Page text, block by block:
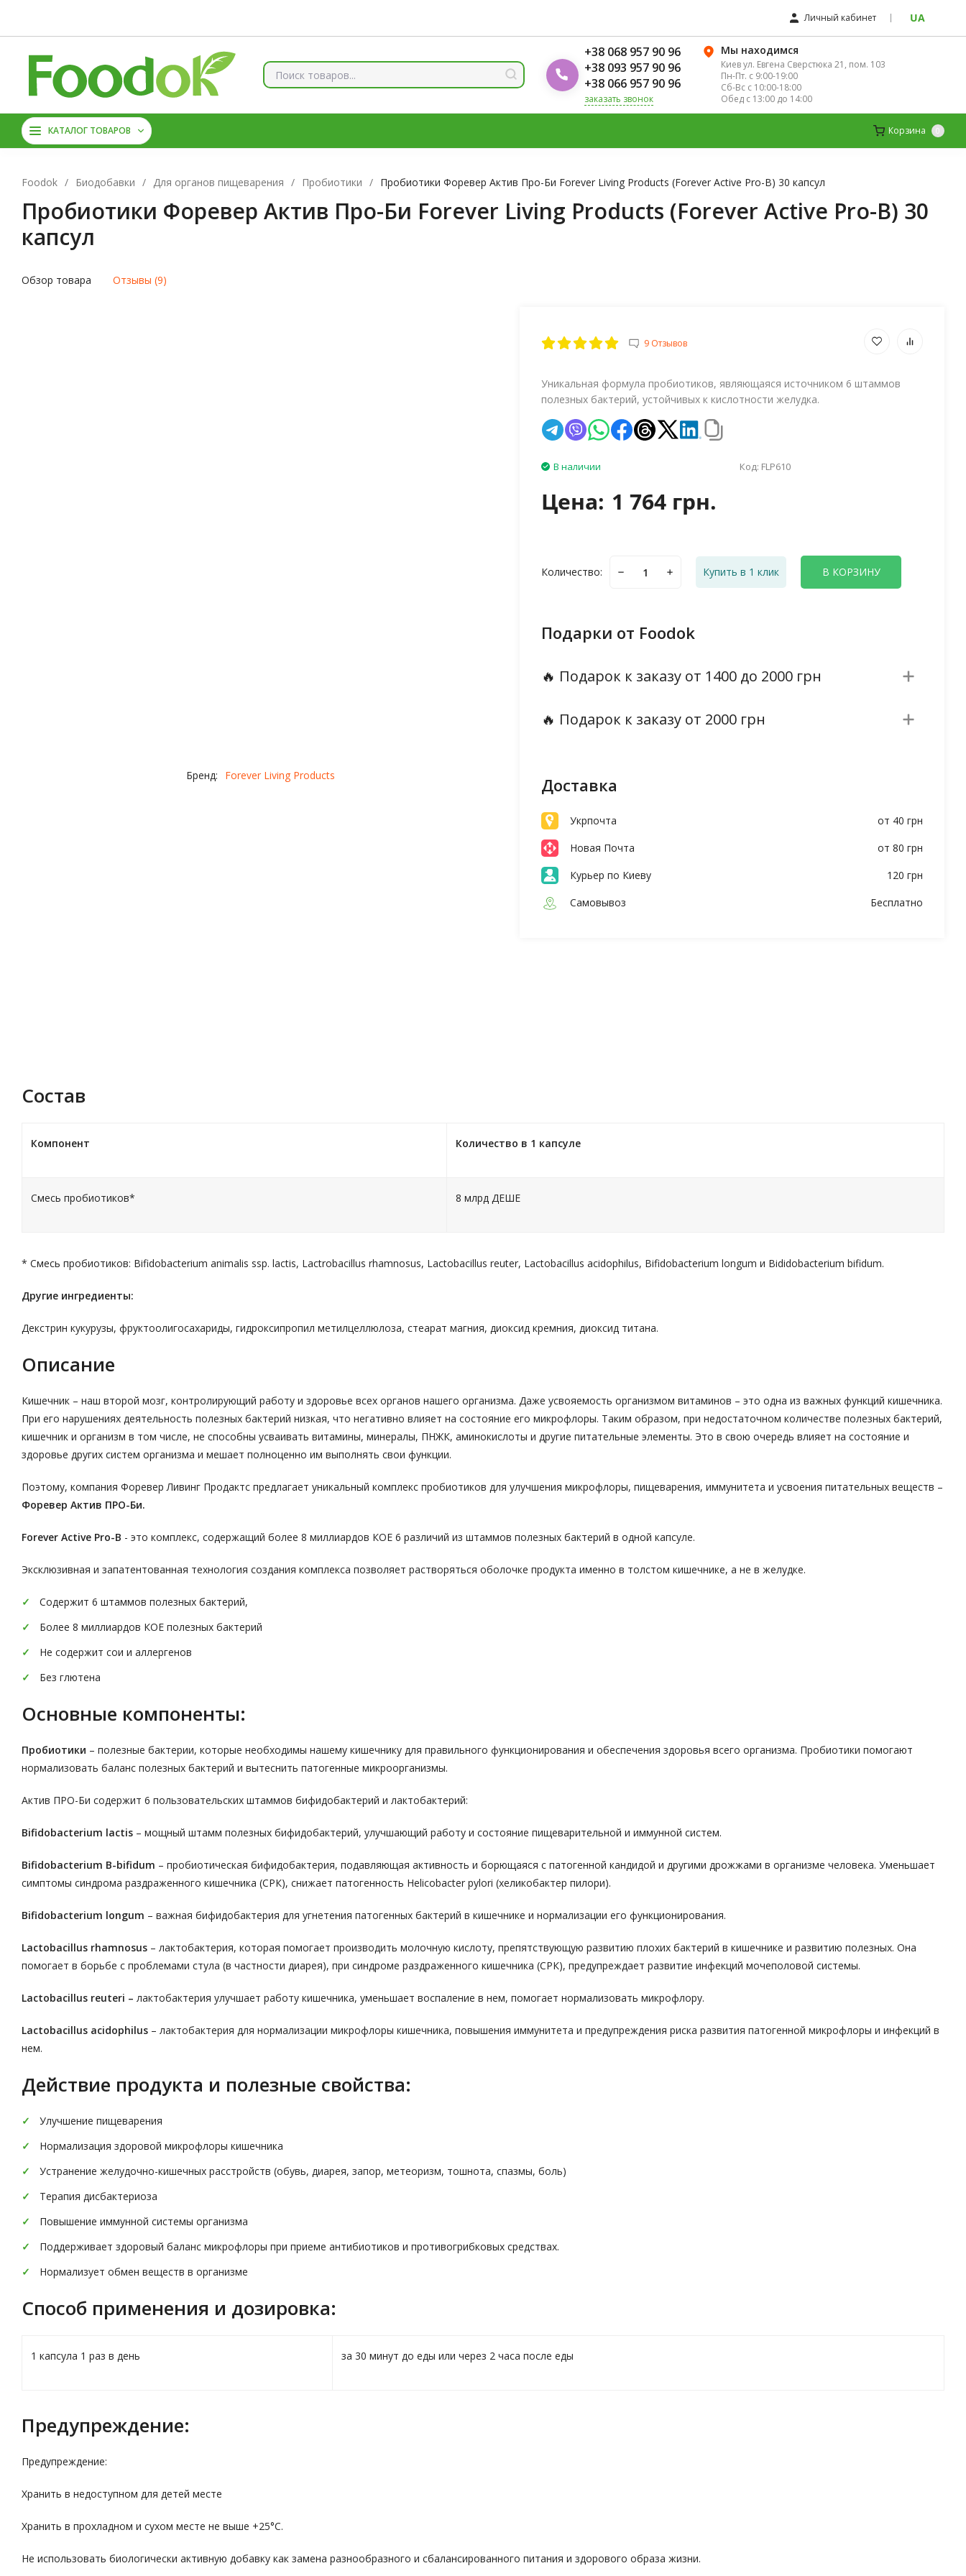
Личный кабинет UA
+38 068 957 90 96
+38 093 957 90 96
+38 066 957 90 96
заказать звонок
Мы находимся
Киев ул. Евгена Сверстюка 21, пом. 103
Пн-Пт. с 9:00-19:00
Сб-Вс с 10:00-18:00
Обед с 13:00 до 14:00
КАТАЛОГ ТОВАРОВ
МАГНИЙ
АМИНОКИСЛОТЫ ЦИНК
Корзина 0
Foodok / Биодобавки / Для органов пищеварения / Пробиотики / Пробиотики Форевер Актив Про-Би Forever Living Products (Forever Active Pro-B) 30 капсул
Пробиотики Форевер Актив Про-Би Forever Living Products (Forever Active Pro-B) 30
капсул
Обзор товара Отзывы (9)
Бренд: Forever Living Products
9 Отзывов
Уникальная формула пробиотиков, являющаяся источником 6 штаммов
полезных бактерий, устойчивых к кислотности желудка.
В наличии Код: FLP610
Цена: 1 764 грн.
Количество: Купить в 1 клик В КОРЗИНУ
Подарки от Foodok
🔥 Подарок к заказу от 1400 до 2000 грн
🔥 Подарок к заказу от 2000 грн
Доставка
Укрпочта
от 40 грн
Новая Почта
от 80 грн
Курьер по Киеву
120 грн
Самовывоз
Бесплатно
Состав
Компонент Количество в 1 капсуле
Смесь пробиотиков* 8 млрд ДЕШЕ
* Смесь пробиотиков: Bifidobacterium animalis ssp. lactis, Lactrobacillus rhamnosus, Lactobacillus reuter, Lactobacillus acidophilus, Bifidobacterium longum и Bididobacterium bifidum.
Другие ингредиенты:
Декстрин кукурузы, фруктоолигосахариды, гидроксипропил метилцеллюлоза, стеарат магния, диоксид кремния, диоксид титана.
Описание
Кишечник – наш второй мозг, контролирующий работу и здоровье всех органов нашего организма. Даже усвояемость организмом витаминов – это одна из важных функций кишечника.
При его нарушениях деятельность полезных бактерий низкая, что негативно влияет на состояние его микрофлоры. Таким образом, при недостаточном количестве полезных бактерий,
кишечник и организм в том числе, не способны усваивать витамины, минералы, ПНЖК, аминокислоты и другие питательные элементы. Это в свою очередь влияет на состояние и
здоровье других систем организма и мешает полноценно им выполнять свои функции.
Поэтому, компания Форевер Ливинг Продактс предлагает уникальный комплекс пробиотиков для улучшения микрофлоры, пищеварения, иммунитета и усвоения питательных веществ –
Форевер Актив ПРО-Би.
Forever Active Pro-B - это комплекс, содержащий более 8 миллиардов КОЕ 6 различий из штаммов полезных бактерий в одной капсуле.
Эксклюзивная и запатентованная технология создания комплекса позволяет растворяться оболочке продукта именно в толстом кишечнике, а не в желудке.
Содержит 6 штаммов полезных бактерий,
Более 8 миллиардов КОЕ полезных бактерий
Не содержит сои и аллергенов
Без глютена
Основные компоненты:
Пробиотики – полезные бактерии, которые необходимы нашему кишечнику для правильного функционирования и обеспечения здоровья всего организма. Пробиотики помогают
нормализовать баланс полезных бактерий и вытеснить патогенные микроорганизмы.
Актив ПРО-Би содержит 6 пользовательских штаммов бифидобактерий и лактобактерий:
Bifidobacterium lactis – мощный штамм полезных бифидобактерий, улучшающий работу и состояние пищеварительной и иммунной систем.
Bifidobacterium B-bifidum – пробиотическая бифидобактерия, подавляющая активность и борющаяся с патогенной кандидой и другими дрожжами в организме человека. Уменьшает
симптомы синдрома раздраженного кишечника (СРК), снижает патогенность Helicobacter pylori (хеликобактер пилори).
Bifidobacterium longum – важная бифидобактерия для угнетения патогенных бактерий в кишечнике и нормализации его функционирования.
Lactobacillus rhamnosus – лактобактерия, которая помогает производить молочную кислоту, препятствующую развитию плохих бактерий в кишечнике и развитию полезных. Она
помогает в борьбе с проблемами стула (в частности диарея), при синдроме раздраженного кишечника (СРК), предупреждает развитие инфекций мочеполовой системы.
Lactobacillus reuteri – лактобактерия улучшает работу кишечника, уменьшает воспаление в нем, помогает нормализовать микрофлору.
Lactobacillus acidophilus – лактобактерия для нормализации микрофлоры кишечника, повышения иммунитета и предупреждения риска развития патогенной микрофлоры и инфекций в
нем.
Действие продукта и полезные свойства:
Улучшение пищеварения
Нормализация здоровой микрофлоры кишечника
Устранение желудочно-кишечных расстройств (обувь, диарея, запор, метеоризм, тошнота, спазмы, боль)
Терапия дисбактериоза
Повышение иммунной системы организма
Поддерживает здоровый баланс микрофлоры при приеме антибиотиков и противогрибковых средствах.
Нормализует обмен веществ в организме
Способ применения и дозировка:
1 капсула 1 раз в день за 30 минут до еды или через 2 часа после еды
Предупреждение:
Предупреждение:
Хранить в недоступном для детей месте
Хранить в прохладном и сухом месте не выше +25°С.
Не использовать биологически активную добавку как замена разнообразного и сбалансированного питания и здорового образа жизни.